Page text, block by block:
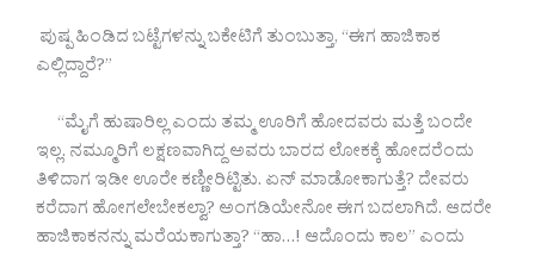
ಪುಷ್ಪ ಹಿಂಡಿದ ಬಟ್ಟೆಗಳನ್ನು ಬಕೇಟಿಗೆ ತುಂಬುತ್ತಾ, “ಈಗ ಹಾಜಿಕಾಕ
ಎಲ್ಲಿದ್ದಾರೆ?”
“ಮೈಗೆ ಹುಷಾರಿಲ್ಲ ಎಂದು ತಮ್ಮ ಊರಿಗೆ ಹೋದವರು ಮತ್ತೆ ಬಂದೇ
ಇಲ್ಲ. ನಮ್ಮೂರಿಗೆ ಲಕ್ಷಣವಾಗಿದ್ದ ಅವರು ಬಾರದ ಲೋಕಕ್ಕೆ ಹೋದರೆಂದು
ತಿಳಿದಾಗ ಇಡೀ ಊರೇ ಕಣ್ಣೀರಿಟ್ಟಿತು. ಏನ್ ಮಾಡೋಕಾಗುತ್ತೆ? ದೇವರು
ಕರೆದಾಗ ಹೋಗಲೇಬೇಕಲ್ವಾ? ಅಂಗಡಿಯೇನೋ ಈಗ ಬದಲಾಗಿದೆ. ಆದರೇ
ಹಾಜಿಕಾಕನನ್ನು ಮರೆಯಕಾಗುತ್ತಾ? “ಹಾ…! ಆದೊಂದು ಕಾಲ” ಎಂದು